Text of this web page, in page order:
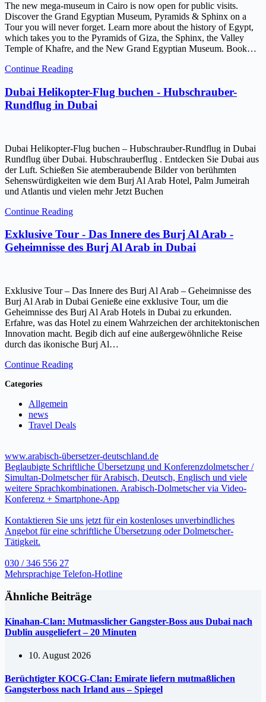
The new mega-museum in Cairo is now open for public visits.
Discover the Grand Egyptian Museum, Pyramids & Sphinx on a
Tour you will never forget. Learn more about the history of Egypt,
which takes you to the Pyramids of Giza, the Sphinx, the Valley
Temple of Khafre, and the New Grand Egyptian Museum. Book…
Continue Reading
Dubai Helikopter-Flug buchen - Hubschrauber-
Rundflug in Dubai
Dubai Helikopter-Flug buchen – Hubschrauber-Rundflug in Dubai
Rundflug über Dubai. Hubschrauberflug . Entdecken Sie Dubai aus
der Luft. Schießen Sie atemberaubende Bilder von berühmten
Sehenswürdigkeiten wie dem Burj Al Arab Hotel, Palm Jumeirah
und Atlantis und vielen mehr Jetzt Buchen
Continue Reading
Exklusive Tour - Das Innere des Burj Al Arab -
Geheimnisse des Burj Al Arab in Dubai
Exklusive Tour – Das Innere des Burj Al Arab – Geheimnisse des
Burj Al Arab in Dubai Genieße eine exklusive Tour, um die
Geheimnisse des Burj Al Arab Hotels in Dubai zu erkunden.
Erfahre, was das Hotel zu einem Wahrzeichen der architektonischen
Innovation macht. Begib dich auf eine außergewöhnliche Reise
durch das ikonische Burj Al…
Continue Reading
Categories
Allgemein
news
Travel Deals
www.arabisch-übersetzer-deutschland.de
Beglaubigte Schriftliche Übersetzung und Konferenzdolmetscher /
Simultan-Dolmetscher für Arabisch, Deutsch, Englisch und viele
weitere Sprachkombinationen. Arabisch-Dolmetscher via Video-
Konferenz + Smartphone-App
Kontaktieren Sie uns jetzt für ein kostenloses unverbindliches
Angebot für eine schriftliche Übersetzung oder Dolmetscher-
Tätigkeit.
030 / 346 556 27
Mehrsprachige Telefon-Hotline
Ähnliche Beiträge
Kinahan-Clan: Mutmasslicher Gangster-Boss aus Dubai nach
Dublin ausgeliefert – 20 Minuten
10. August 2026
Berüchtigter KOCG-Clan: Emirate liefern mutmaßlichen
Gangsterboss nach Irland aus – Spiegel